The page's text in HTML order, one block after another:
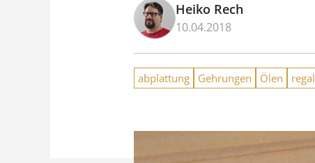
Heiko Rech
10.04.2018
abplattung Gehrungen Ölen regal